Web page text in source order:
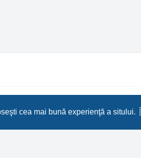
cea mai bună experienţă a sitului.